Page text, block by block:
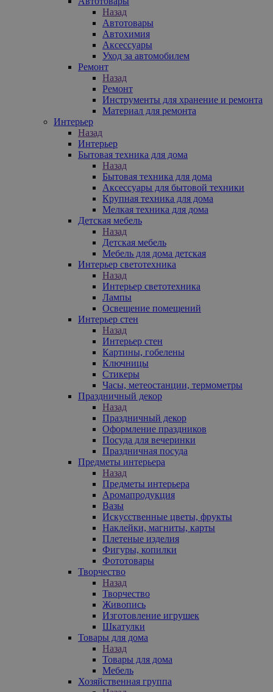
Назад
Автотовары
Автохимия
Аксессуары
Уход за автомобилем
Ремонт
Назад
Ремонт
Инструменты для хранение и ремонта
Материал для ремонта
Интерьер
Назад
Интерьер
Бытовая техника для дома
Назад
Бытовая техника для дома
Аксессуары для бытовой техники
Крупная техника для дома
Мелкая техника для дома
Детская мебель
Назад
Детская мебель
Мебель для дома детская
Интерьер светотехника
Назад
Интерьер светотехника
Лампы
Освещение помещений
Интерьер стен
Назад
Интерьер стен
Картины, гобелены
Ключницы
Стикеры
Часы, метеостанции, термометры
Праздничный декор
Назад
Праздничный декор
Оформление праздников
Посуда для вечеринки
Праздничная посуда
Предметы интерьера
Назад
Предметы интерьера
Аромапродукция
Вазы
Искусственные цветы, фрукты
Наклейки, магниты, карты
Плетеные изделия
Фигуры, копилки
Фототовары
Творчество
Назад
Творчество
Живопись
Изготовление игрушек
Шкатулки
Товары для дома
Назад
Товары для дома
Мебель
Хозяйственная группа